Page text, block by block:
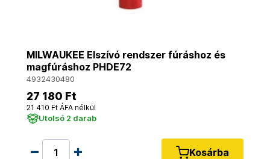
MILWAUKEE Elszívó rendszer fúráshoz és
magfúráshoz PHDE72
4932430480
27 180 Ft
21 410 Ft ÁFA nélkül
Utolsó 2 darab
Kosárba